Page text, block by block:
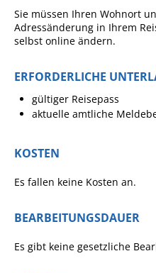
Sie müssen Ihren Wohnort
Adressänderung in Ihrem
selbst online ändern.
ERFORDERLICHE
gültiger Reisepass
aktuelle amtliche
KOSTEN
Es fallen keine Kosten an.
BEARBEITUNGSDAUER
Es gibt keine gesetzliche